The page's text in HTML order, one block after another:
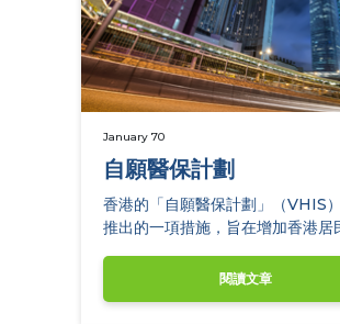
January 70
自願醫保計劃
香港的「自願醫保計劃」（VHIS
推出的一項措施，旨在增加香港居
通過設定醫療保險產品的標準，為
供更多的醫療保障及選擇。在本文
們將探討香港…
閱讀文章